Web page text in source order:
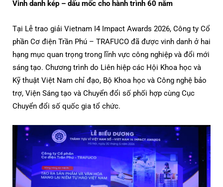
Vinh danh kép – dấu mốc cho hành trình 60 năm
Tại Lễ trao giải Vietnam I4 Impact Awards 2026, Công ty Cổ
phần Cơ điện Trần Phú – TRAFUCO đã được vinh danh ở hai
hạng mục quan trọng trong lĩnh vực công nghiệp và đổi mới
sáng tạo. Chương trình do Liên hiệp các Hội Khoa học và
Kỹ thuật Việt Nam chỉ đạo, Bộ Khoa học và Công nghệ bảo
trợ, Viện Sáng tạo và Chuyển đổi số phối hợp cùng Cục
Chuyển đổi số quốc gia tổ chức.